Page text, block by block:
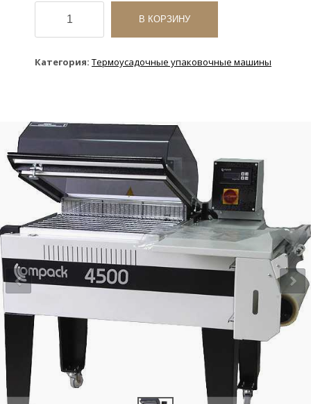
Количество
товара
Термоупаковочная
Compack
В КОРЗИНУ
Категория: Термоусадочные упаковочные машины